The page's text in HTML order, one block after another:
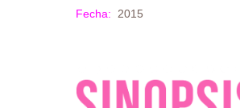
Fecha: 2015